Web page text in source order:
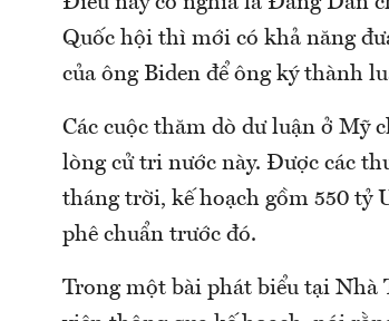
Quốc hội thì mới có khả năng
của ông Biden để ông ký thành
Các cuộc thăm dò dư luận ở Mỹ
lòng cử tri nước này. Được các
tháng trời, kế hoạch gồm 550 tỷ
phê chuẩn trước đó.
Trong một bài phát biểu tại Nhà